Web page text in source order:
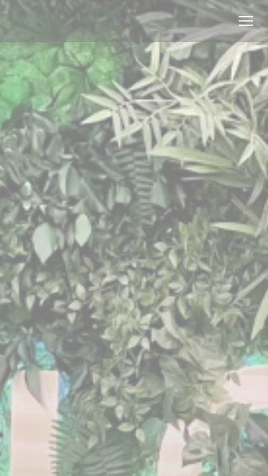
Painel de Gerenciamento de Cookies